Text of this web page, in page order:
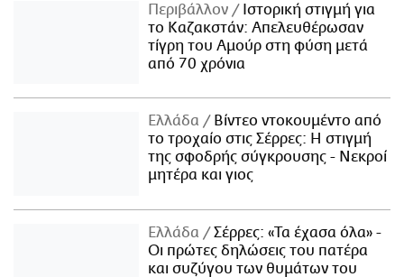
Περιβάλλον
Ιστορική στιγμή για
το Καζακστάν: Απελευθέρωσαν
τίγρη του Αμούρ στη φύση μετά
από 70 χρόνια
Ελλάδα
Βίντεο ντοκουμέντο από
το τροχαίο στις Σέρρες: Η στιγμή
της σφοδρής σύγκρουσης - Νεκροί
μητέρα και γιος
Ελλάδα
Σέρρες: «Τα έχασα όλα» -
Οι πρώτες δηλώσεις του πατέρα
και συζύγου των θυμάτων του